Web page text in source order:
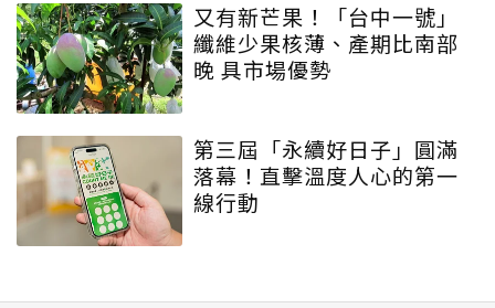
又有新芒果！「台中一號」
纖維少果核薄、產期比南部
晚 具市場優勢
第三屆「永續好日子」圓滿
落幕！直擊溫度人心的第一
線行動